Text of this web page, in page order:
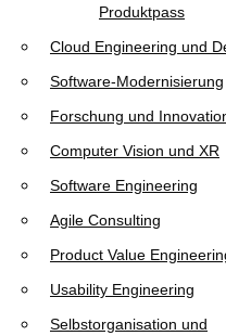
Produktpass
Cloud Engineering und
Software-Modernisierung
Forschung und
Computer Vision und XR
Software Engineering
Agile Consulting
Product Value
Usability Engineering
Selbstorganisation und